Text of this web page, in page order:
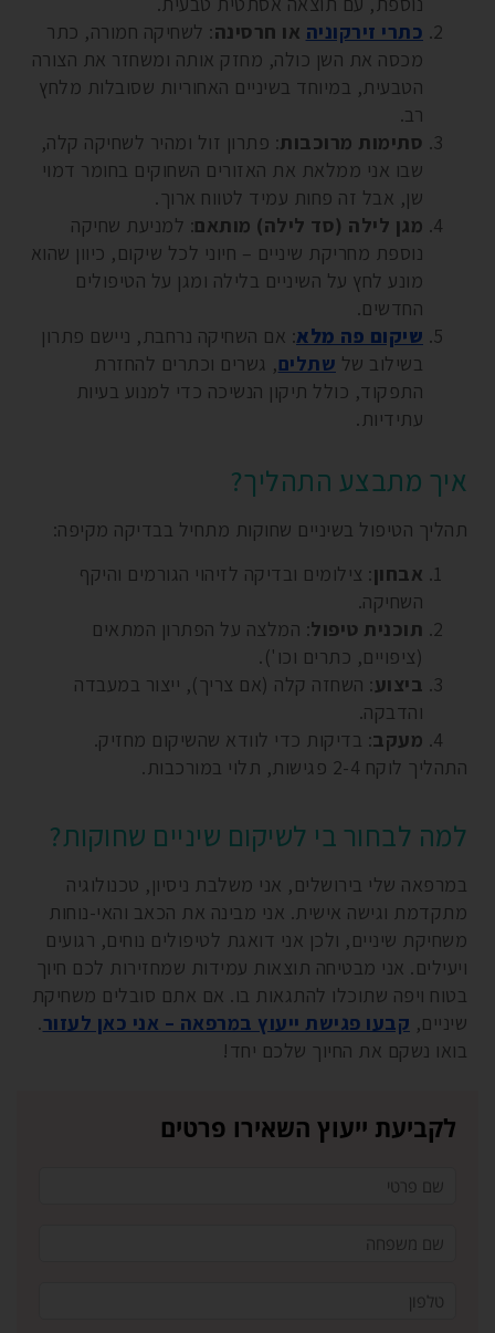
כתרי זירקוניהאו חרסינה: לשחיקה חמורה, כתר
מכסה את השן כולה, מחזק אותה ומשחזר את הצורה
הטבעית, במיוחד בשיניים האחוריות שסובלות מלחץ
רב.
סתימות מרוכבות: פתרון זול ומהיר לשחיקה קלה,
שבו אני ממלאת את האזורים השחוקים בחומר דמוי
שן, אבל זה פחות עמיד לטווח ארוך.
מגן לילה (סד לילה) מותאם: למניעת שחיקה
נוספת מחריקת שיניים – חיוני לכל שיקום, כיוון שהוא
מונע לחץ על השיניים בלילה ומגן על הטיפולים
החדשים.
שיקום פה מלא: אם השחיקה נרחבת, ניישם פתרון
בשילוב שלשתלים, גשרים וכתרים להחזרת
התפקוד, כולל תיקון הנשיכה כדי למנוע בעיות
עתידיות.
איך מתבצע התהליך?
תהליך הטיפול בשיניים שחוקות מתחיל בבדיקה מקיפה:
אבחון: צילומים ובדיקה לזיהוי הגורמים והיקף
השחיקה.
תוכנית טיפול: המלצה על הפתרון המתאים
(ציפויים, כתרים וכו').
ביצוע: השחזה קלה (אם צריך), ייצור במעבדה
והדבקה.
מעקב: בדיקות כדי לוודא שהשיקום מחזיק.
התהליך לוקח 2-4 פגישות, תלוי במורכבות.
למה לבחור בי לשיקום שיניים שחוקות?
במרפאה שלי בירושלים, אני משלבת ניסיון, טכנולוגיה
מתקדמת וגישה אישית. אני מבינה את הכאב והאי-נוחות
משחיקת שיניים, ולכן אני דואגת לטיפולים נוחים, רגועים
ויעילים. אני מבטיחה תוצאות עמידות שמחזירות לכם חיוך
בטוח ויפה שתוכלו להתגאות בו. אם אתם סובלים משחיקת
שיניים,קבעו פגישת ייעוץ במרפאה – אני כאן לעזור.
בואו נשקם את החיוך שלכם יחד!
לקביעת ייעוץ השאירו פרטים